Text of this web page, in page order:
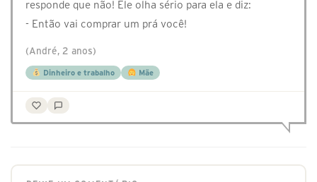
responde que não! Ele olha sério para ela e diz:
- Então vai comprar um prá você!
(André, 2 anos)
Dinheiro e trabalho Mãe